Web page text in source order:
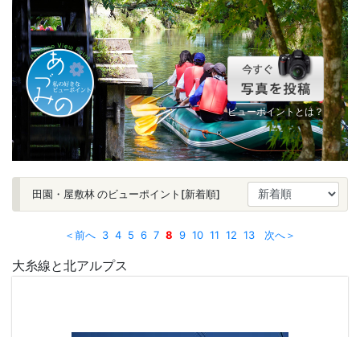
ビューポイントとは？
田園・屋敷林 のビューポイント[新着順]
＜前へ 3 4 5 6 7 8 9 10 11 12 13 次へ＞
大糸線と北アルプス